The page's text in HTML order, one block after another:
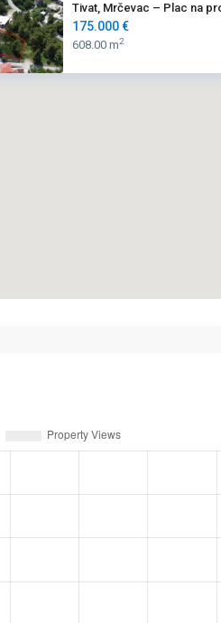
Tivat, Mrčevac – Plac na
175.000 €
608.00 m2